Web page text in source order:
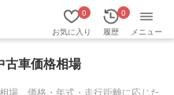
お気に入り
0
履歴
0
メニュー
古車価格相場
場。価格・年式・走行距離に応じた